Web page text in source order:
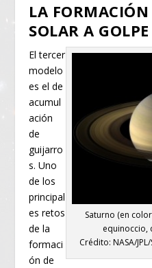
LA
SOLAR A
Saturno (en
equinoccio,
Crédito: NASA/
El tercer
modelo
es el de
acumul
ación
de
guijarro
s. Uno
de los
principal
es retos
de la
formaci
ón de